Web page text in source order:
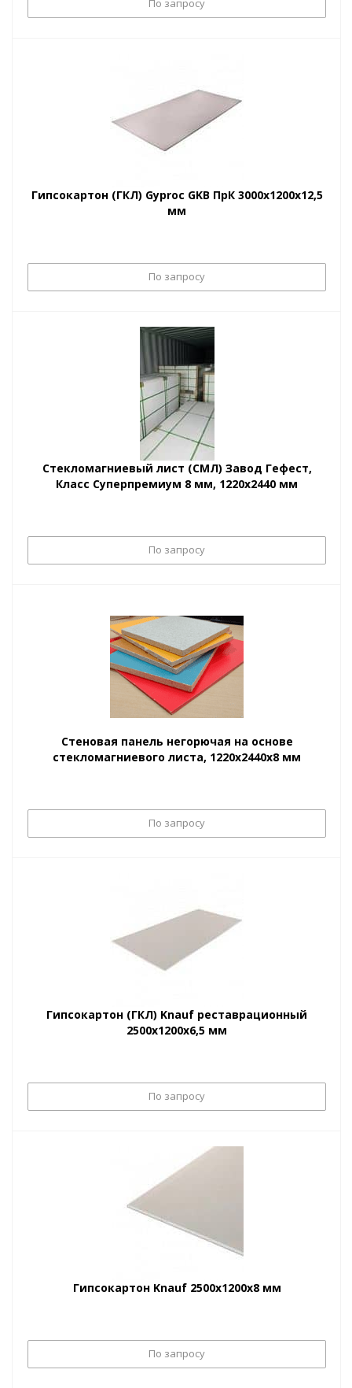
По запросу
Гипсокартон (ГКЛ) Gyproc GKB ПрК 3000х1200х12,5
мм
По запросу
Стекломагниевый лист (СМЛ) Завод Гефест,
Класс Суперпремиум 8 мм, 1220х2440 мм
По запросу
Стеновая панель негорючая на основе
стекломагниевого листа, 1220х2440х8 мм
По запросу
Гипсокартон (ГКЛ) Knauf реставрационный
2500х1200х6,5 мм
По запросу
Гипсокартон Knauf 2500х1200х8 мм
По запросу